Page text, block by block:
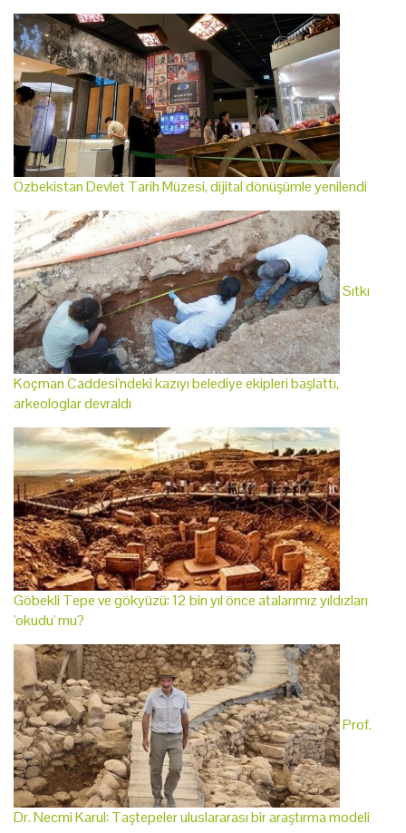
Özbekistan Devlet Tarih Müzesi, dijital dönüşümle yenilendi
Sıtkı
Koçman Caddesi'ndeki kazıyı belediye ekipleri başlattı,
arkeologlar devraldı
Göbekli Tepe ve gökyüzü: 12 bin yıl önce atalarımız yıldızları
'okudu' mu?
Prof.
Dr. Necmi Karul: Taştepeler uluslararası bir araştırma modeli